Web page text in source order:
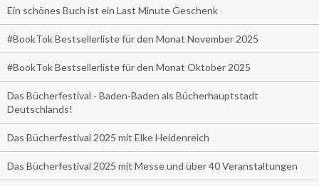
Ein schönes Buch ist ein Last Minute Geschenk
#BookTok Bestsellerliste für den Monat November 2025
#BookTok Bestsellerliste für den Monat Oktober 2025
Das Bücherfestival - Baden-Baden als Bücherhauptstadt
Deutschlands!
Das Bücherfestival 2025 mit Elke Heidenreich
Das Bücherfestival 2025 mit Messe und über 40 Veranstaltungen